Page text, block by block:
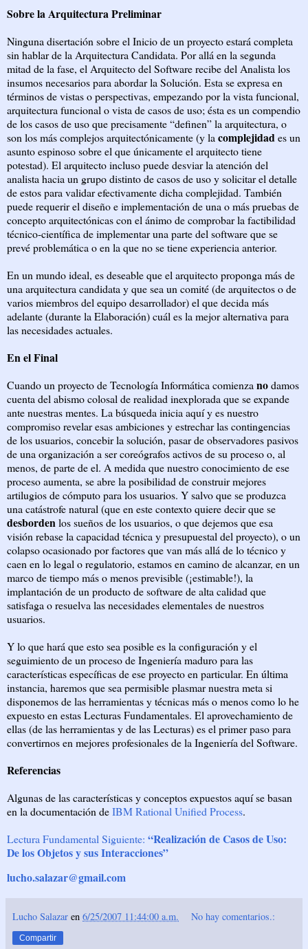
Sobre la Arquitectura Preliminar
Ninguna disertación sobre el Inicio de un proyecto estará completa
sin hablar de la Arquitectura Candidata. Por allá en la segunda
mitad de la fase, el Arquitecto del Software recibe del Analista los
insumos necesarios para abordar la Solución. Esta se expresa en
términos de vistas o perspectivas, empezando por la vista funcional,
arquitectura funcional o vista de casos de uso; ésta es un compendio
de los casos de uso que precisamente “definen” la arquitectura, o
son los más complejos arquitectónicamente (y lacomplejidades un
asunto espinoso sobre el que únicamente el arquitecto tiene
potestad). El arquitecto incluso puede desviar la atención del
analista hacia un grupo distinto de casos de uso y solicitar el detalle
de estos para validar efectivamente dicha complejidad. También
puede requerir el diseño e implementación de una o más pruebas de
concepto arquitectónicas con el ánimo de comprobar la factibilidad
técnico-científica de implementar una parte del software que se
prevé problemática o en la que no se tiene experiencia anterior.
En un mundo ideal, es deseable que el arquitecto proponga más de
una arquitectura candidata y que sea un comité (de arquitectos o de
varios miembros del equipo desarrollador) el que decida más
adelante (durante la Elaboración) cuál es la mejor alternativa para
las necesidades actuales.
En el Final
Cuando un proyecto de Tecnología Informática comienzanodamos
cuenta del abismo colosal de realidad inexplorada que se expande
ante nuestras mentes. La búsqueda inicia aquí y es nuestro
compromiso revelar esas ambiciones y estrechar las contingencias
de los usuarios, concebir la solución, pasar de observadores pasivos
de una organización a ser coreógrafos activos de su proceso o, al
menos, de parte de el. A medida que nuestro conocimiento de ese
proceso aumenta, se abre la posibilidad de construir mejores
artilugios de cómputo para los usuarios. Y salvo que se produzca
una catástrofe natural (que en este contexto quiere decir que se
desbordenlos sueños de los usuarios, o que dejemos que esa
visión rebase la capacidad técnica y presupuestal del proyecto), o un
colapso ocasionado por factores que van más allá de lo técnico y
caen en lo legal o regulatorio, estamos en camino de alcanzar, en un
marco de tiempo más o menos previsible (¡estimable!), la
implantación de un producto de software de alta calidad que
satisfaga o resuelva las necesidades elementales de nuestros
usuarios.
Y lo que hará que esto sea posible es la configuración y el
seguimiento de un proceso de Ingeniería maduro para las
características específicas de ese proyecto en particular. En última
instancia, haremos que sea permisible plasmar nuestra meta si
disponemos de las herramientas y técnicas más o menos como lo he
expuesto en estas Lecturas Fundamentales. El aprovechamiento de
ellas (de las herramientas y de las Lecturas) es el primer paso para
convertirnos en mejores profesionales de la Ingeniería del Software.
Referencias
Algunas de las características y conceptos expuestos aquí se basan
en la documentación deIBM Rational Unified Process.
Lectura Fundamental Siguiente: “Realización de Casos de Uso:
De los Objetos y sus Interacciones”
lucho.salazar@gmail.com
Lucho Salazar en 6/25/2007 11:44:00 a.m. No hay comentarios.:
Compartir